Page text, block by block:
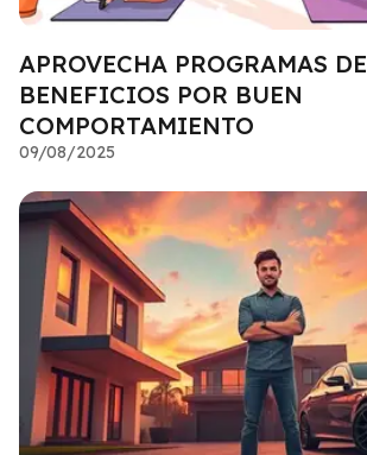
APROVECHA PROGRAMAS DE
BENEFICIOS POR BUEN
COMPORTAMIENTO
09/08/2025